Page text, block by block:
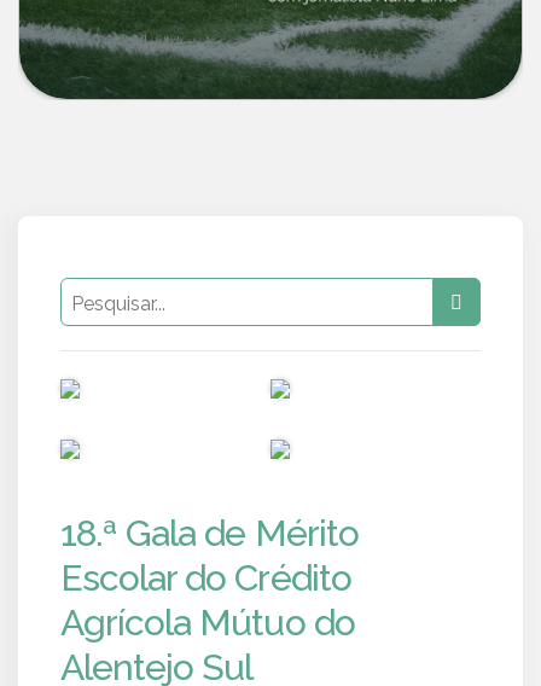
18.ª Gala de Mérito
Escolar do Crédito
Agrícola Mútuo do
Alentejo Sul